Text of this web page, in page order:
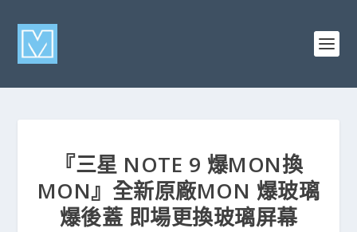
『三星 NOTE 9 爆MON換
MON』全新原廠MON 爆玻璃
爆後蓋 即場更換玻璃屏幕